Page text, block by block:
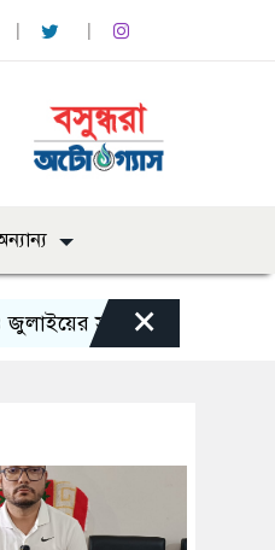
স্মৃতিচারণ: গুমের ভয়াবহ
×